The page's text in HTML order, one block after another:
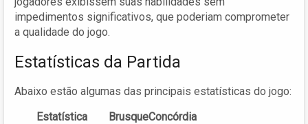
impedimentos significativos, que poderiam comprometer
a qualidade do jogo.
Estatísticas da Partida
Abaixo estão algumas das principais estatísticas do jogo:
Estatística
BrusqueConcórdia